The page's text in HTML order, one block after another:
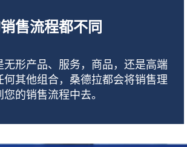
售流程都不同
无形产品、服务，商品，还是高端
何其他组合，桑德拉都会将销售理
的销售流程中去。